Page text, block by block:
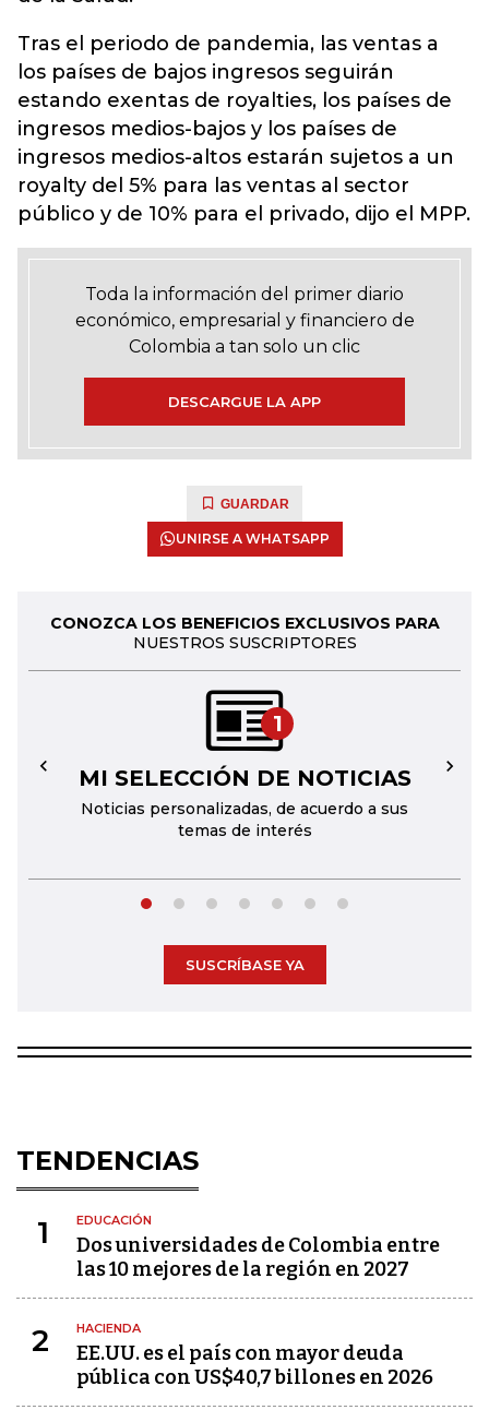
Tras el periodo de pandemia, las ventas a
los países de bajos ingresos seguirán
estando exentas de royalties, los países de
ingresos medios-bajos y los países de
ingresos medios-altos estarán sujetos a un
royalty del 5% para las ventas al sector
público y de 10% para el privado, dijo el MPP.
Toda la información del primer diario
económico, empresarial y financiero de
Colombia a tan solo un clic
DESCARGUE LA APP
GUARDAR
UNIRSE A WHATSAPP
CONOZCA LOS BENEFICIOS EXCLUSIVOS PARA
NUESTROS SUSCRIPTORES
1
MI SELECCIÓN DE NOTICIAS
Noticias personalizadas, de acuerdo a sus
temas de interés
← →
SUSCRÍBASE YA
TENDENCIAS
1 EDUCACIÓN
Dos universidades de Colombia entre
las 10 mejores de la región en 2027
2 HACIENDA
EE.UU. es el país con mayor deuda
pública con US$40,7 billones en 2026